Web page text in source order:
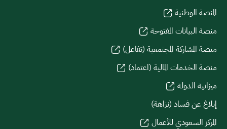
المنصة الوطنية
منصة البيانات المفتوحة
منصة المشاركة المجتمعية (تفاعل)
منصة الخدمات المالية (اعتماد)
ميزانية الدولة
إبلاغ عن فساد (نزاهة)
المركز السعودي للأعمال